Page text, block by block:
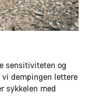
sensitiviteten og
vi dempingen lettere
sykkelen med